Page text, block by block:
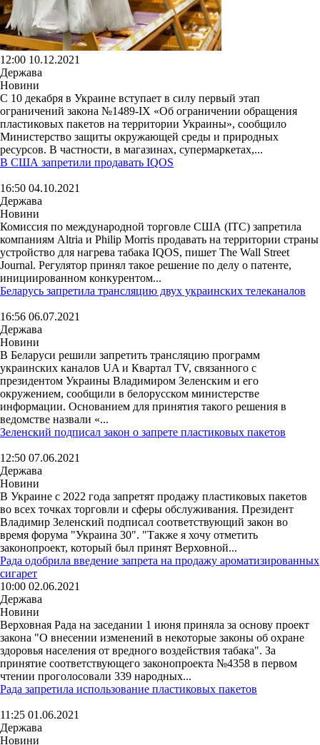
12:00 10.12.2021
Держава
Новини
С 10 декабря в Украине вступает в силу первый этап
ограничений закона №1489-IX «Об ограничении обращения
пластиковых пакетов на территории Украины», сообщило
Министерство защиты окружающей среды и природных
ресурсов. В частности, в магазинах, супермаркетах,...
В США запретили продавать IQOS
16:50 04.10.2021
Держава
Новини
Комиссия по международной торговле США (ITC) запретила
компаниям Altria и Philip Morris продавать на территории страны
устройство для нагрева табака IQOS, пишет The Wall Street
Journal. Регулятор принял такое решение по делу о патенте,
инициированном конкурентом...
Беларусь запретила трансляцию двух украинских телеканалов
16:56 06.07.2021
Держава
Новини
В Беларуси решили запретить трансляцию программ
украинских каналов UA и Квартал TV, связанного с
президентом Украины Владимиром Зеленским и его
окружением, сообщили в белорусском министерстве
информации. Основанием для принятия такого решения в
ведомстве назвали «...
Зеленский подписал закон о запрете пластиковых пакетов
12:50 07.06.2021
Держава
Новини
В Украине с 2022 года запретят продажу пластиковых пакетов
во всех точках торговли и сферы обслуживания. Президент
Владимир Зеленский подписал соответствующий закон во
время форума "Украина 30". "Также я хочу отметить
законопроект, который был принят Верховной...
Рада одобрила введение запрета на продажу ароматизированных
сигарет
10:00 02.06.2021
Держава
Новини
Верховная Рада на заседании 1 июня приняла за основу проект
закона "О внесении изменений в некоторые законы об охране
здоровья населения от вредного воздействия табака". За
принятие соответствующего законопроекта №4358 в первом
чтении проголосовали 339 народных...
Рада запретила использование пластиковых пакетов
11:25 01.06.2021
Держава
Новини